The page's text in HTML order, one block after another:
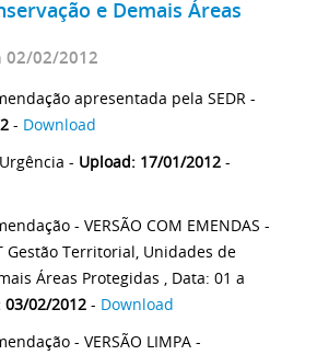
e Demais Áreas
02/02/2012
apresentada pela SEDR -
- Download
- Upload: 17/01/2012 -
- VERSÃO COM EMENDAS -
Gestão Territorial, Unidades de
Áreas Protegidas , Data: 01 a
03/02/2012 - Download
- VERSÃO LIMPA -